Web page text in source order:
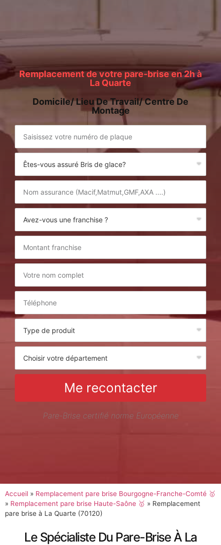
Remplacement de votre pare-brise en 2h à
La Quarte
Domicile/ Lieu De Travail/ Centre De
Montage
Me recontacter
Pare-Brise certifié norme Européenne
Accueil » Remplacement pare brise Bourgogne-Franche-Comté 🥇
» Remplacement pare brise Haute-Saône 🥇 » Remplacement
pare brise à La Quarte (70120)
Le Spécialiste Du Pare-Brise À La